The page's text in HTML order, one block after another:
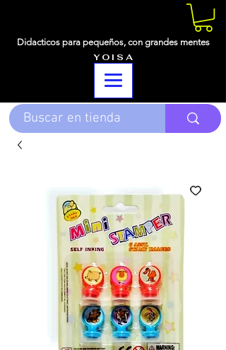
Didacticos para pequeños, con grandes mentes
Y O I S A